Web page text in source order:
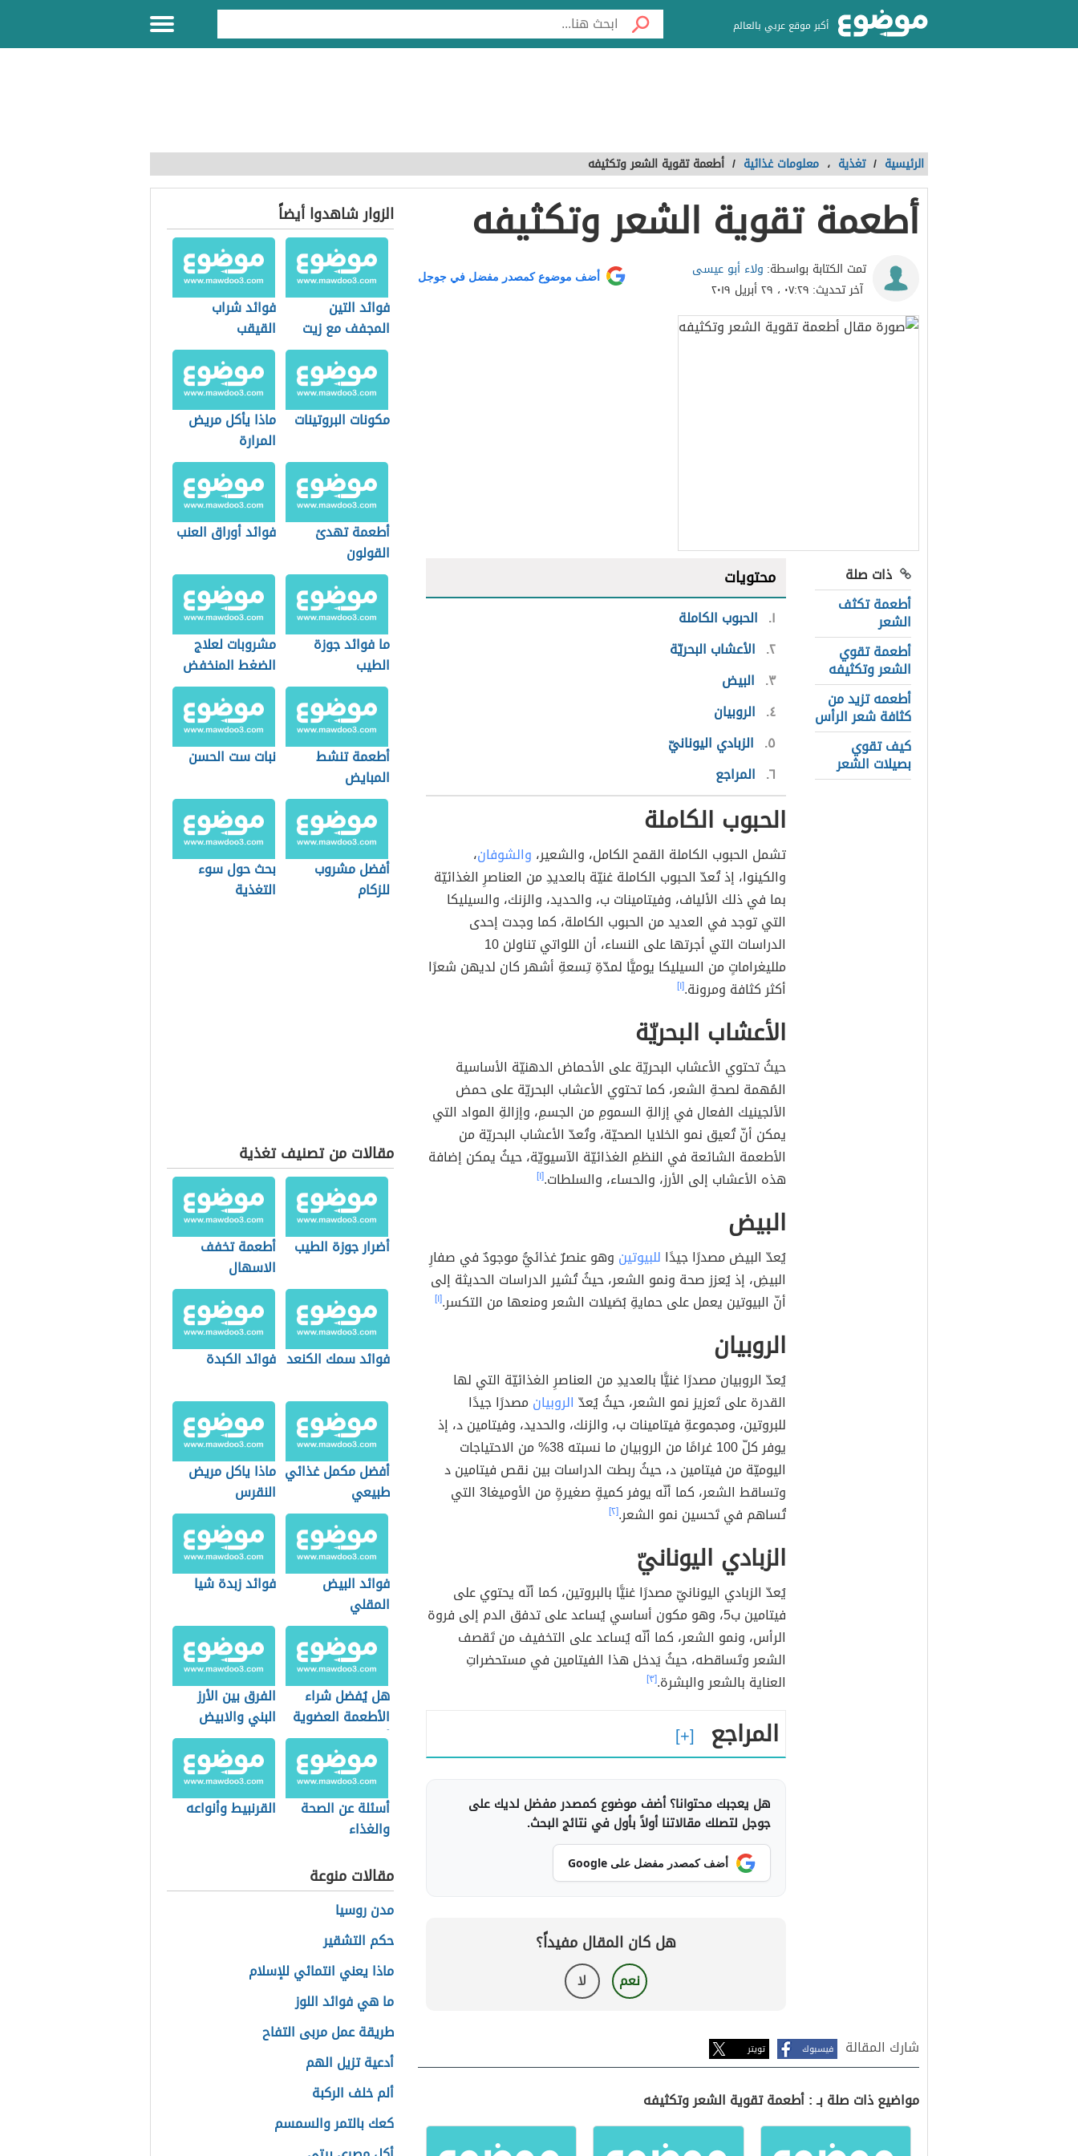
أكبر موقع عربي بالعالم
الرئيسية / تغذية ، معلومات غذائية / أطعمة تقوية الشعر وتكثيفه
أطعمة تقوية الشعر وتكثيفه
تمت الكتابة بواسطة: ولاء أبو عيسى
آخر تحديث: ٠٧:٢٩ ، ٢٩ أبريل ٢٠١٩
أضف موضوع كمصدر مفضل في جوجل
ذات صلة
أطعمة تكثف
الشعر
أطعمة تقوي
الشعر وتكثيفه
أطعمه تزيد من
كثافة شعر الرأس
كيف تقوي
بصيلات الشعر
محتويات
١ الحبوب الكاملة
٢ الأعشاب البحريّة
٣ البيض
٤ الروبيان
٥ الزبادي اليونانيّ
٦ المراجع
الحبوب الكاملة
تشمل الحبوب الكاملة القمح الكامل، والشعير، والشوفان،
والكينوا، إذ تُعدّ الحبوب الكاملة غنيّة بالعديدِ من العناصرِ الغذائيّة
بما في ذلك الألياف، وفيتامينات ب، والحديد، والزنك، والسيليكا
التي توجد في العديد من الحبوب الكاملة، كما وجدت إحدى
الدراسات التي أجرتها على النساء، أن اللواتي تناولن 10
ملليغراماتٍ من السيليكا يوميًّا لمدّةِ تِسعةِ أشهر كان لديهن شعرًا
أكثر كثافة ومرونة.[١]
الأعشاب البحريّة
حيثُ تحتوي الأعشاب البحريّة على الأحماض الدهنيّة الأساسية
المُهمة لصحةِ الشعر، كما تحتوي الأعشاب البحريّة على حمض
الألجينيك الفعال في إزالةِ السمومِ من الجسمِ، وإزالةِ المواد التي
يمكن أنّ تُعيق نمو الخلايا الصحيّة، وتُعدّ الأعشاب البحريّة من
الأطعمة الشائعة في النظمِ الغذائيّة الآسيويّة، حيثُ يمكن إضافة
هذه الأعشاب إلى الأرز، والحساء، والسلطات.[١]
البيض
يُعدّ البيض مصدرًا جيدًا للبيوتين وهو عنصرٌ غذائيُّ موجودٌ في صفارِ
البيضِ، إذ يُعزز صحة ونمو الشعر، حيثُ تُشير الدراسات الحديثة إلى
أنّ البيوتين يعمل على حمايةِ بُصَيلات الشعر ومنعها من التكسر.[١]
الروبيان
يُعدّ الروبيان مصدرًا غنيًّا بالعديدِ من العناصرِ الغذائيّة التي لها
القدرة على تَعزيز نمو الشعر، حيثُ يُعدّ الروبيان مصدرًا جيدًا
للبروتين، ومجموعةِ فيتامينات ب، والزنك، والحديد، وفيتامين د، إذ
يوفر كلّ 100 غرامًا من الروبيان ما نسبته 38% من الاحتياجات
اليوميّة من فيتامين د، حيثُ ربطت الدراسات بين نقص فيتامين د
وتساقط الشعر، كما أنّه يوفر كميةٍ صغيرةٍ من الأوميغا3 التي
تُساهم في تَحسين نمو الشعر.[٢]
الزبادي اليونانيّ
يُعدّ الزبادي اليونانيّ مصدرًا غنيًّا بالبروتين، كما أنّه يحتوي على
فيتامين ب5، وهو مكون أساسي يُساعد على تدفق الدم إلى فروة
الرأس، ونمو الشعر، كما أنّه يُساعد على التخفيف من تَقصف
الشعر وتَساقطه، حيثُ يَدخل هذا الفيتامين في مستحضراتِ
العناية بالشعر والبشرة.[٣]
المراجع
هل يعجبك محتوانا؟ أضف موضوع كمصدر مفضل لديك على
جوجل لتصلك مقالاتنا أولاً بأول في نتائج البحث.
أضف كمصدر مفضل على Google
هل كان المقال مفيداً؟
نعم لا
شارك المقالة فيسبوك تويتر
مواضيع ذات صلة بـ : أطعمة تقوية الشعر وتكثيفه
الزوار شاهدوا أيضاً
فوائد التين
المجفف مع زيت
الزيتون
فوائد شراب
القيقب
مكونات البروتينات
ماذا يأكل مريض
المرارة
أطعمة تهدئ
القولون
فوائد أوراق العنب
ما فوائد جوزة
الطيب
مشروبات لعلاج
الضغط المنخفض
أطعمة تنشط
المبايض
نبات ست الحسن
أفضل مشروب
للزكام
بحث حول سوء
التغذية
مقالات من تصنيف تغذية
أضرار جوزة الطيب
أطعمة تخفف
الاسهال
فوائد سمك الكنعد فوائد الكبدة
أفضل مكمل غذائي
طبيعي
ماذا ياكل مريض
النقرس
فوائد البيض
المقلي
فوائد زبدة شيا
هل يُفضل شراء
الأطعمة العضوية
أثناء التسوق؟
الفرق بين الأرز
البني والابيض
أسئلة عن الصحة
والغذاء
القرنبيط وأنواعه
مقالات منوعة
مدن روسيا
حكم التشقير
ماذا يعني انتمائي للإسلام
ما هي فوائد اللوز
طريقة عمل مربى التفاح
أدعية تزيل الهم
ألم خلف الركبة
كعك بالتمر والسمسم